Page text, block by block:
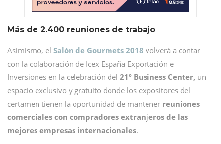
Más de 2.400 reuniones de trabajo
Asimismo, el Salón de Gourmets 2018 volverá a contar
con la colaboración de Icex España Exportación e
Inversiones en la celebración del 21º Business Center, un
espacio exclusivo y gratuito donde los expositores del
certamen tienen la oportunidad de mantener reuniones
comerciales con compradores extranjeros de las
mejores empresas internacionales.